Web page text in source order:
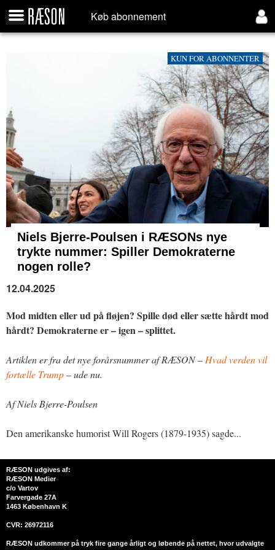
Køb abonnement
KUN FOR ABONNENTER
Niels Bjerre-Poulsen i RÆSONs nye
trykte nummer: Spiller Demokraterne
nogen rolle?
12.04.2025
Mod midten eller ud på fløjen? Spille død eller sætte hårdt mod
hårdt? Demokraterne er – igen – splittet.
Artiklen er fra det nye forårsnummer af RÆSON – Hvad verden vil
fortælle Trump– ude nu.
Af Niels Bjerre-Poulsen
Den amerikanske humorist Will Rogers (1879-1935) sagde...
RÆSON udgives af:
RÆSON Medier
c/o Vartov
Farvergade 27A
1463 København K
CVR: 26972116
RÆSON udkommer på tryk fire gange årligt og løbende på nettet, hvor udvalgte